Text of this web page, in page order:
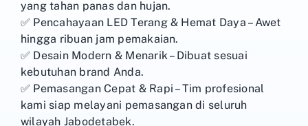
yang tahan panas dan hujan.
✅ Pencahayaan LED Terang & Hemat Daya – Awet
hingga ribuan jam pemakaian.
✅ Desain Modern & Menarik – Dibuat sesuai
kebutuhan brand Anda.
✅ Pemasangan Cepat & Rapi – Tim profesional
kami siap melayani pemasangan di seluruh
wilayah Jabodetabek.